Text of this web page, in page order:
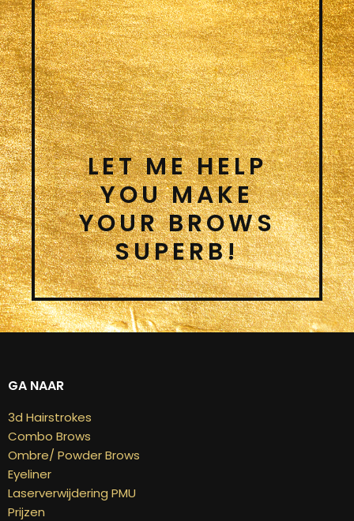
LET ME HELP
YOU MAKE
YOUR BROWS
SUPERB!
GA NAAR
3d Hairstrokes
Combo Brows
Ombre/ Powder Brows
Eyeliner
Laserverwijdering PMU
Prijzen